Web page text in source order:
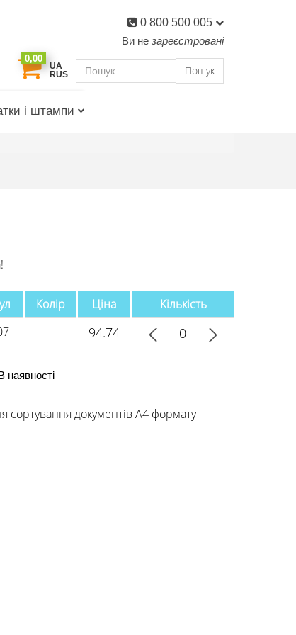
Пошук
UA
RUS
0,00
Ви не зареєстровані
0 800 500 005
і штампи
Колір Ціна
Кількість
94.74
наявності
сортування документів А4 формату